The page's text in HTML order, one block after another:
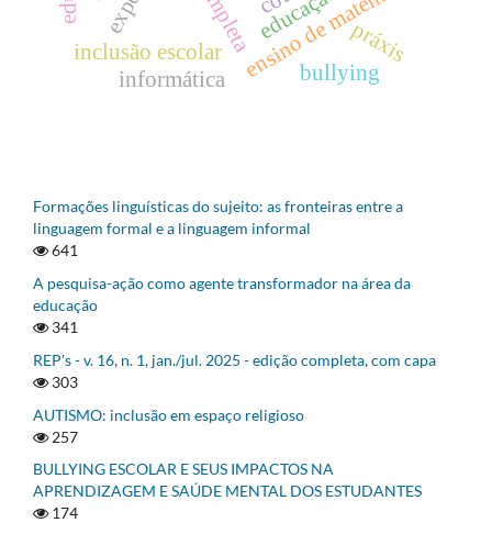
inclusão escolar
informática
práxis
bullying
Formações linguísticas do sujeito: as fronteiras entre a
linguagem formal e a linguagem informal
641
A pesquisa-ação como agente transformador na área da
educação
341
REP's - v. 16, n. 1, jan./jul. 2025 - edição completa, com capa
303
AUTISMO: inclusão em espaço religioso
257
BULLYING ESCOLAR E SEUS IMPACTOS NA
APRENDIZAGEM E SAÚDE MENTAL DOS ESTUDANTES
174